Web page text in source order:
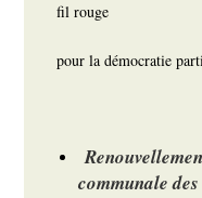
fil rouge
pour la démocratie
communale